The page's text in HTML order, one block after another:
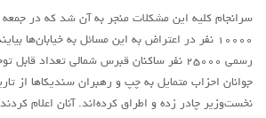
برنامه انقلابی
انقلاب کارگری
سرانجام کلیه این مشکلات منجر به آن شد که در جمعه
۱۰۰۰۰ نفر در اعتراض به این مسائل به خیابان‌ها
رسمی ۲۵۰۰۰ نفر ساکنان قبرس شمالی تعداد
نخست‌وزیر چادر زده و اطراق کرده‌اند. آنان اعلام